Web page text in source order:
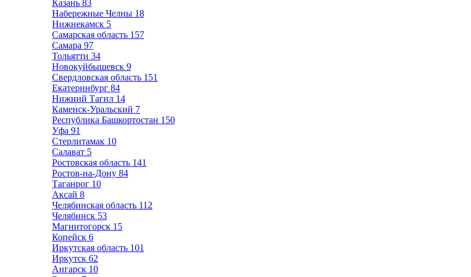
Казань 83
Набережные Челны 18
Нижнекамск 5
Самарская область 157
Самара 97
Тольятти 34
Новокуйбышевск 9
Свердловская область 151
Екатеринбург 84
Нижний Тагил 14
Каменск-Уральский 7
Республика Башкортостан 150
Уфа 91
Стерлитамак 10
Салават 5
Ростовская область 141
Ростов-на-Дону 84
Таганрог 10
Аксай 8
Челябинская область 112
Челябинск 53
Магнитогорск 15
Копейск 6
Иркутская область 101
Иркутск 62
Ангарск 10